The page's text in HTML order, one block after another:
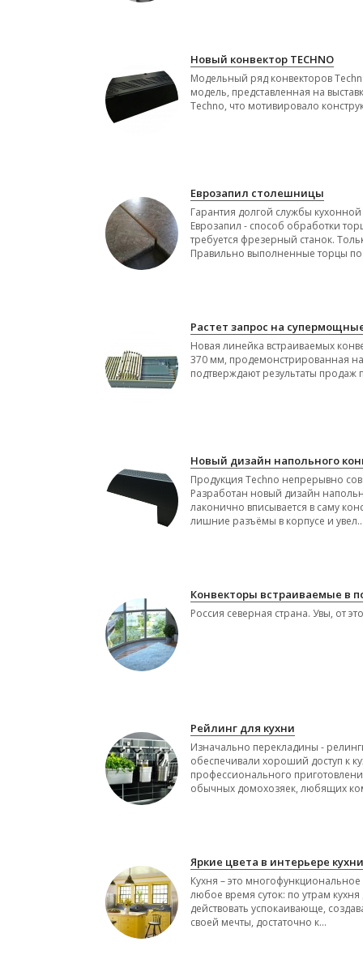
Новый конвектор TECHNO
Модельный ряд конвекторов
модель, представленная на
Techno, что мотивировало
Еврозапил столешницы
Гарантия долгой службы
Еврозапил - способ обработки
требуется фрезерный станок.
Правильно выполненные торцы
Растет запрос на
Новая линейка встраиваемых
370 мм, продемонстрированная на
подтверждают результаты
Новый дизайн напольного
Продукция Techno непрерывно
Разработан новый дизайн
лаконично вписывается в саму
лишние разъёмы в корпусе и
Конвекторы встраиваемые в
Россия северная страна. Увы, от
Рейлинг для кухни
Изначально перекладины -
обеспечивали хороший доступ к
профессионального
обычных домохозяек, любящих
Яркие цвета в интерьере кухни
Кухня – это
любое время суток: по утрам
действовать успокаивающе,
своей мечты, достаточно к...